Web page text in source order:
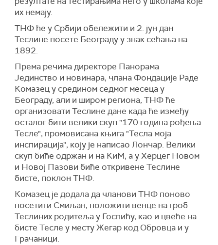
их немају.
ТНФ ће у Србији обележити и 2. јун дан
Теслине посете Београду у знак сећања на
1892.
Према речима директоре Панорама
Јединство и новинара, члана Фондације Раде
Комазец у средином седмог месеца у
Београду, али и широм региона, ТНФ ће
организовати Теслине дане када ће између
осталог бити велики скуп "170 година рођења
Тесле", промовисана књига "Тесла моја
инспирација", коју је написао Лончар. Велики
скуп биће одржан и на КиМ, а у Херцег Новом
и Новој Пазови биће откривене Теслине
бисте, поклон ТНФ.
Комазец је додала да чланови ТНФ поново
посетити Смиљан, положити венце на гроб
Теслиних родитеља у Госпићу, као и цвеће на
бисте Тесле у месту Жегар код Обровца и у
Грачаници.